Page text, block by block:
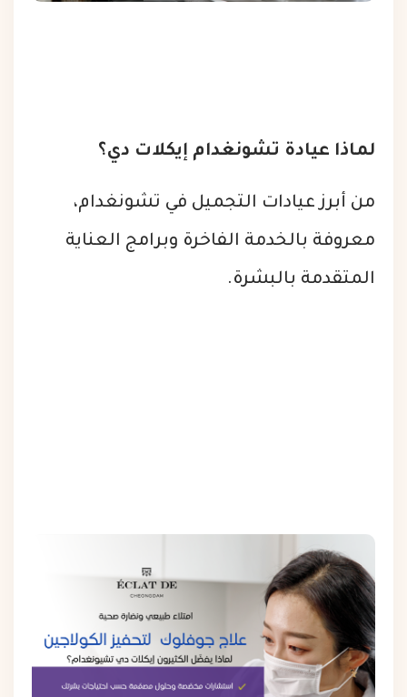
لماذا عيادة تشونغدام إيكلات دي؟
من أبرز عيادات التجميل في تشونغدام،
معروفة بالخدمة الفاخرة وبرامج العناية
المتقدمة بالبشرة.